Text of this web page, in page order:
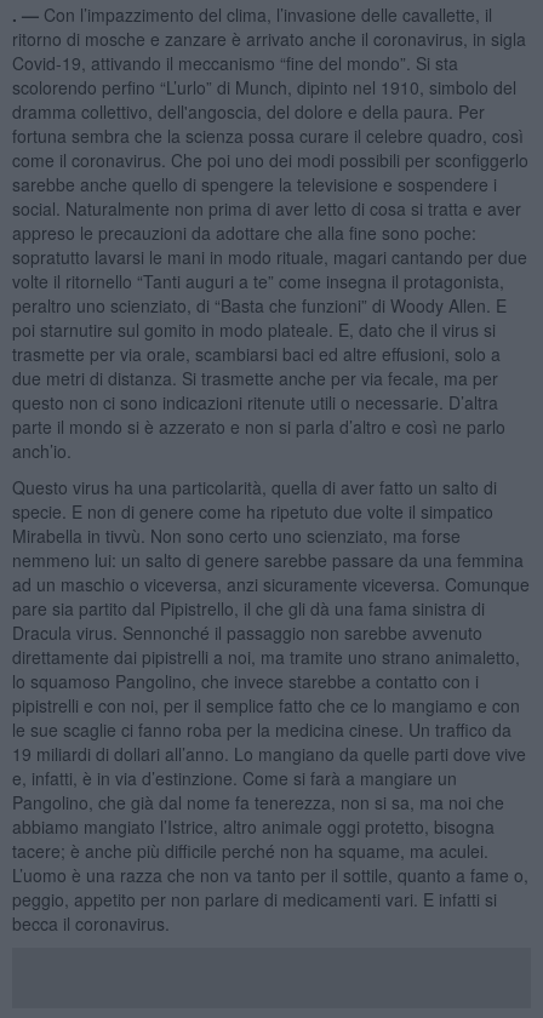
. — Con l’impazzimento del clima, l’invasione delle cavallette, il
ritorno di mosche e zanzare è arrivato anche il coronavirus, in sigla
Covid-19, attivando il meccanismo “fine del mondo”. Si sta
scolorendo perfino “L’urlo” di Munch, dipinto nel 1910, simbolo del
dramma collettivo, dell'angoscia, del dolore e della paura. Per
fortuna sembra che la scienza possa curare il celebre quadro, così
come il coronavirus. Che poi uno dei modi possibili per sconfiggerlo
sarebbe anche quello di spengere la televisione e sospendere i
social. Naturalmente non prima di aver letto di cosa si tratta e aver
appreso le precauzioni da adottare che alla fine sono poche:
sopratutto lavarsi le mani in modo rituale, magari cantando per due
volte il ritornello “Tanti auguri a te” come insegna il protagonista,
peraltro uno scienziato, di “Basta che funzioni” di Woody Allen. E
poi starnutire sul gomito in modo plateale. E, dato che il virus si
trasmette per via orale, scambiarsi baci ed altre effusioni, solo a
due metri di distanza. Si trasmette anche per via fecale, ma per
questo non ci sono indicazioni ritenute utili o necessarie. D’altra
parte il mondo si è azzerato e non si parla d’altro e così ne parlo
anch’io.
Questo virus ha una particolarità, quella di aver fatto un salto di
specie. E non di genere come ha ripetuto due volte il simpatico
Mirabella in tivvù. Non sono certo uno scienziato, ma forse
nemmeno lui: un salto di genere sarebbe passare da una femmina
ad un maschio o viceversa, anzi sicuramente viceversa. Comunque
pare sia partito dal Pipistrello, il che gli dà una fama sinistra di
Dracula virus. Sennonché il passaggio non sarebbe avvenuto
direttamente dai pipistrelli a noi, ma tramite uno strano animaletto,
lo squamoso Pangolino, che invece starebbe a contatto con i
pipistrelli e con noi, per il semplice fatto che ce lo mangiamo e con
le sue scaglie ci fanno roba per la medicina cinese. Un traffico da
19 miliardi di dollari all’anno. Lo mangiano da quelle parti dove vive
e, infatti, è in via d’estinzione. Come si farà a mangiare un
Pangolino, che già dal nome fa tenerezza, non si sa, ma noi che
abbiamo mangiato l’Istrice, altro animale oggi protetto, bisogna
tacere; è anche più difficile perché non ha squame, ma aculei.
L’uomo è una razza che non va tanto per il sottile, quanto a fame o,
peggio, appetito per non parlare di medicamenti vari. E infatti si
becca il coronavirus.